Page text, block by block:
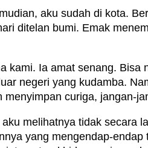
aku sudah di kota.
ditelan bumi. Emak
kami. Ia amat senang.
negeri yang kudamba.
menyimpan curiga, jangan-
melihatnya tidak secara
yang mengendap-